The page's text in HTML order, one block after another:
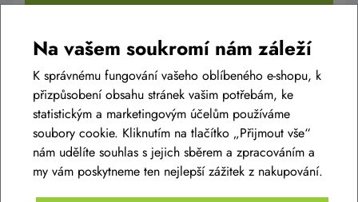
Diskuse k produktu(5)
Máte otázky k produktu:
přední světlo P2R FOTTON
1000
Na vašem soukromí nám záleží
K správnému fungování vašeho oblíbeného e-shopu, k
přizpůsobení obsahu stránek vašim potřebám, ke
statistickým a marketingovým účelům používáme
soubory cookie. Kliknutím na tlačítko „Přijmout vše“
nám udělíte souhlas s jejich sběrem a zpracováním a
my vám poskytneme ten nejlepší zážitek z nakupování.